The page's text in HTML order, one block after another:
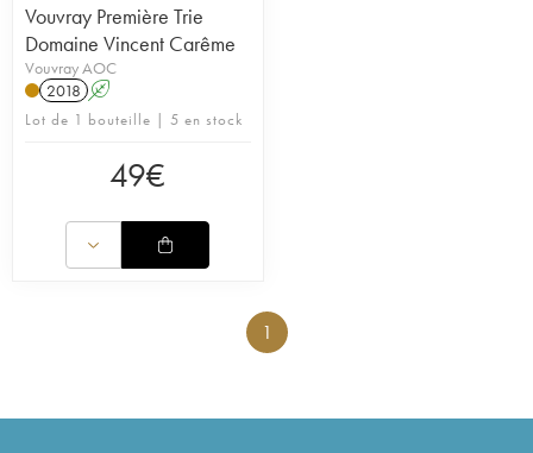
Vouvray Première Trie
Domaine Vincent Carême
Vouvray AOC
2018 A
Lot de 1 bouteille | 5 en stock
49€
1